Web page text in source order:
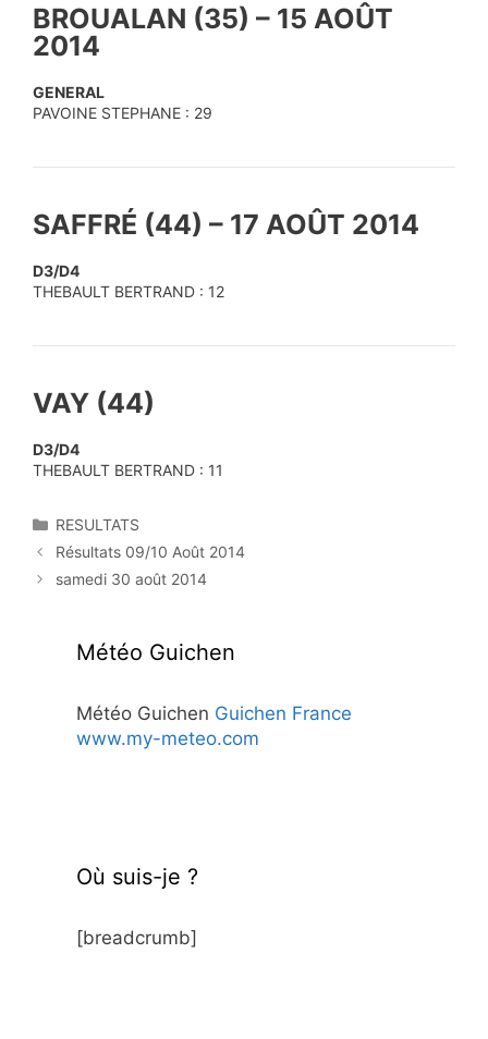
BROUALAN (35) – 15 AOÛT
2014
GENERAL
PAVOINE STEPHANE : 29
SAFFRÉ (44) – 17 AOÛT 2014
D3/D4
THEBAULT BERTRAND : 12
VAY (44)
D3/D4
THEBAULT BERTRAND : 11
Catégories
RESULTATS
Résultats 09/10 Août 2014
samedi 30 août 2014
Météo Guichen
Météo Guichen Guichen France
www.my-meteo.com
Où suis-je ?
[breadcrumb]